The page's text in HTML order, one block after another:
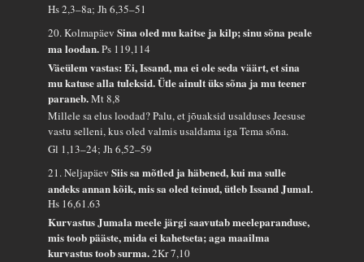
Hs 2,3–8a; Jh 6,35–51
20. KolmapäevSina oled mu kaitse ja kilp; sinu sõna peale
ma loodan.Ps 119,114
Väeülem vastas: Ei, Issand, ma ei ole seda väärt, et sina
mu katuse alla tuleksid. Ütle ainult üks sõna ja mu teener
paraneb.Mt 8,8
Millele sa elus loodad? Palu, et jõuaksid usalduses Jeesuse
vastu selleni, kus oled valmis usaldama iga Tema sõna.
Gl 1,13–24; Jh 6,52–59
21. NeljapäevSiis sa mõtled ja häbened, kui ma sulle
andeks annan kõik, mis sa oled teinud, ütleb Issand Jumal.
Hs 16,61.63
Kurvastus Jumala meele järgi saavutab meeleparanduse,
mis toob pääste, mida ei kahetseta; aga maailma
kurvastus toob surma.2Kr 7,10